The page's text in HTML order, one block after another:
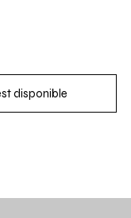
disponible